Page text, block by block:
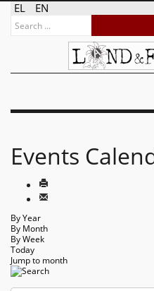
EL EN
Events
By Year
By Month
By Week
Today
Jump to month